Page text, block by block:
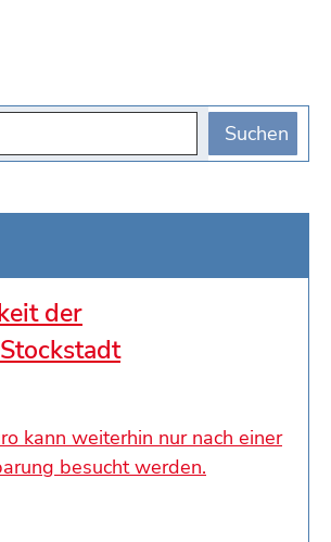
der
kann weiterhin nur nach einer
besucht werden.